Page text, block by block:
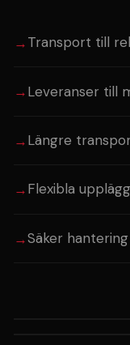
Transport till
Leveranser till
Längre
Flexibla
Säker